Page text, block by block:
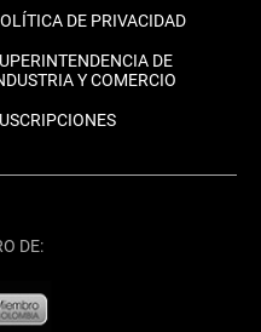
DE PRIVACIDAD
DE
Y COMERCIO
DE: